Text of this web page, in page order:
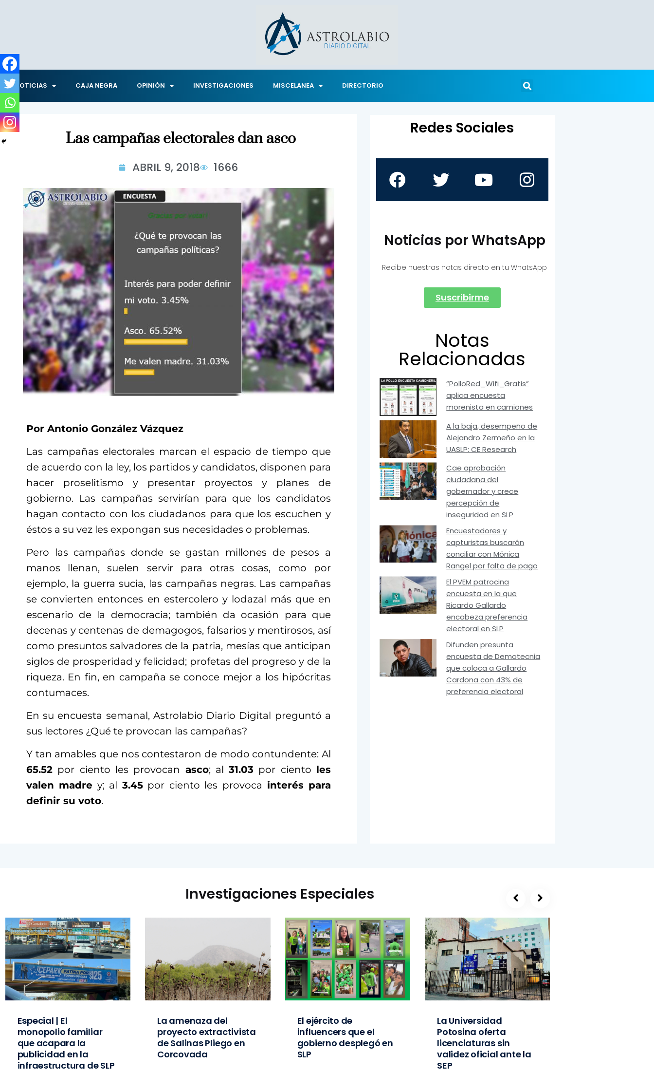
NOTICIAS CAJA NEGRA OPINIÓN INVESTIGACIONES MISCELANEA DIRECTORIO
Las campañas electorales dan asco
ABRIL 9, 2018 1666
Por Antonio González Vázquez
Las campañas electorales marcan el espacio de tiempo que
de acuerdo con la ley, los partidos y candidatos, disponen para
hacer proselitismo y presentar proyectos y planes de
gobierno. Las campañas servirían para que los candidatos
hagan contacto con los ciudadanos para que los escuchen y
éstos a su vez les expongan sus necesidades o problemas.
Pero las campañas donde se gastan millones de pesos a
manos llenan, suelen servir para otras cosas, como por
ejemplo, la guerra sucia, las campañas negras. Las campañas
se convierten entonces en estercolero y lodazal más que en
escenario de la democracia; también da ocasión para que
decenas y centenas de demagogos, falsarios y mentirosos, así
como presuntos salvadores de la patria, mesías que anticipan
siglos de prosperidad y felicidad; profetas del progreso y de la
riqueza. En fin, en campaña se conoce mejor a los hipócritas
contumaces.
En su encuesta semanal, Astrolabio Diario Digital preguntó a
sus lectores ¿Qué te provocan las campañas?
Y tan amables que nos contestaron de modo contundente: Al
65.52 por ciento les provocan asco; al31.03 por ciento les
valen madre y; al 3.45 por ciento les provoca interés para
definir su voto.
Redes Sociales
Noticias por WhatsApp
Recibe nuestras notas directo en tu WhatsApp
Suscribirme
Notas
Relacionadas
“PolloRed_Wifi_Gratis”
aplica encuesta
morenista en camiones
A la baja, desempeño de
Alejandro Zermeño en la
UASLP: CE Research
Cae aprobación
ciudadana del
gobernador y crece
percepción de
inseguridad en SLP
Encuestadores y
capturistas buscarán
conciliar con Mónica
Rangel por falta de pago
El PVEM patrocina
encuesta en la que
Ricardo Gallardo
encabeza preferencia
electoral en SLP
Difunden presunta
encuesta de Demotecnia
que coloca a Gallardo
Cardona con 43% de
preferencia electoral
Investigaciones Especiales
Especial | El
monopolio familiar
que acapara la
publicidad en la
infraestructura de SLP
La amenaza del
proyecto extractivista
de Salinas Pliego en
Corcovada
El ejército de
influencers que el
gobierno desplegó en
SLP
La Universidad
Potosina oferta
licenciaturas sin
validez oficial ante la
SEP